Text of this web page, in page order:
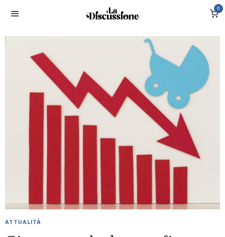
0
ATTUALITÀ